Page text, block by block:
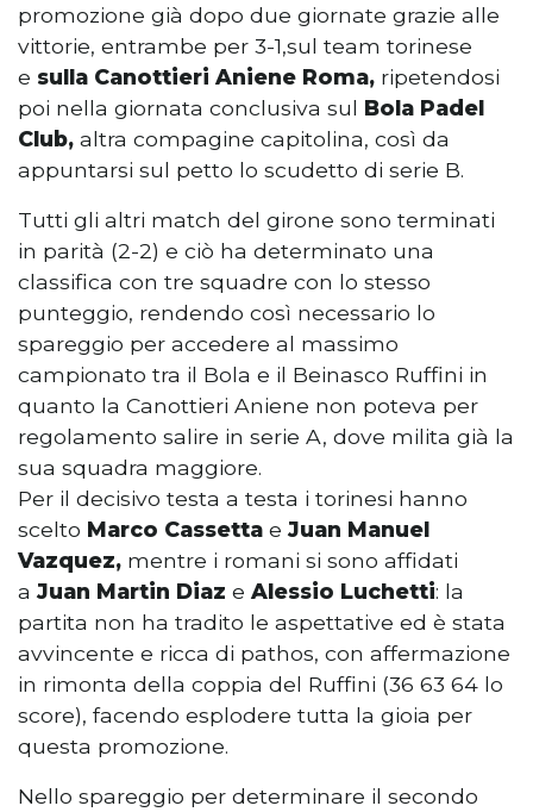
promozione già dopo due giornate grazie alle
vittorie, entrambe per 3-1,sul team torinese
e sulla Canottieri Aniene Roma, ripetendosi
poi nella giornata conclusiva sul Bola Padel
Club, altra compagine capitolina, così da
appuntarsi sul petto lo scudetto di serie B.
Tutti gli altri match del girone sono terminati
in parità (2-2) e ciò ha determinato una
classifica con tre squadre con lo stesso
punteggio, rendendo così necessario lo
spareggio per accedere al massimo
campionato tra il Bola e il Beinasco Ruffini in
quanto la Canottieri Aniene non poteva per
regolamento salire in serie A, dove milita già la
sua squadra maggiore.
Per il decisivo testa a testa i torinesi hanno
scelto Marco Cassetta e Juan Manuel
Vazquez, mentre i romani si sono affidati
aJuan Martin Diaz e Alessio Luchetti: la
partita non ha tradito le aspettative ed è stata
avvincente e ricca di pathos, con affermazione
in rimonta della coppia del Ruffini (36 63 64 lo
score), facendo esplodere tutta la gioia per
questa promozione.
Nello spareggio per determinare il secondo